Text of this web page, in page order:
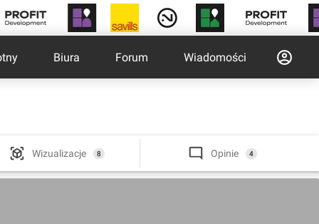
Biura Forum Wiadomości
Wizualizacje 8 Opinie 4